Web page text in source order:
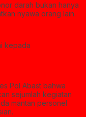
darah bukan hanya
nyawa orang lain.
kepada
Pol Abast bahwa
sejumlah kegiatan
mantan personel